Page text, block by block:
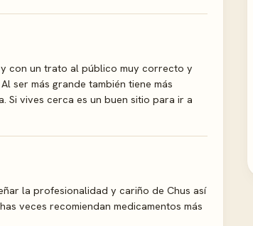
con un trato al público muy correcto y
ser más grande también tiene más
Si vives cerca es un buen sitio para ir a
la profesionalidad y cariño de Chus así
veces recomiendan medicamentos más